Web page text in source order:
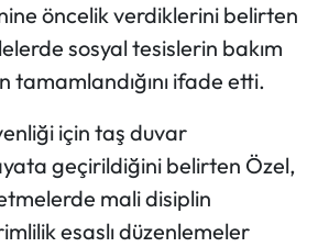
öncelik verdiklerini belirten
sosyal tesislerin bakım
tamamlandığını ifade etti.
için taş duvar
geçirildiğini belirten Özel,
mali disiplin
esaslı düzenlemeler